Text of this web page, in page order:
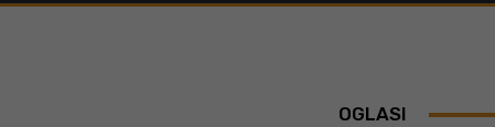
OGLASI